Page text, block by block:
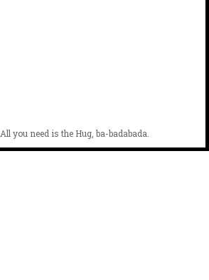
All you need is the Hug, ba-badabada.